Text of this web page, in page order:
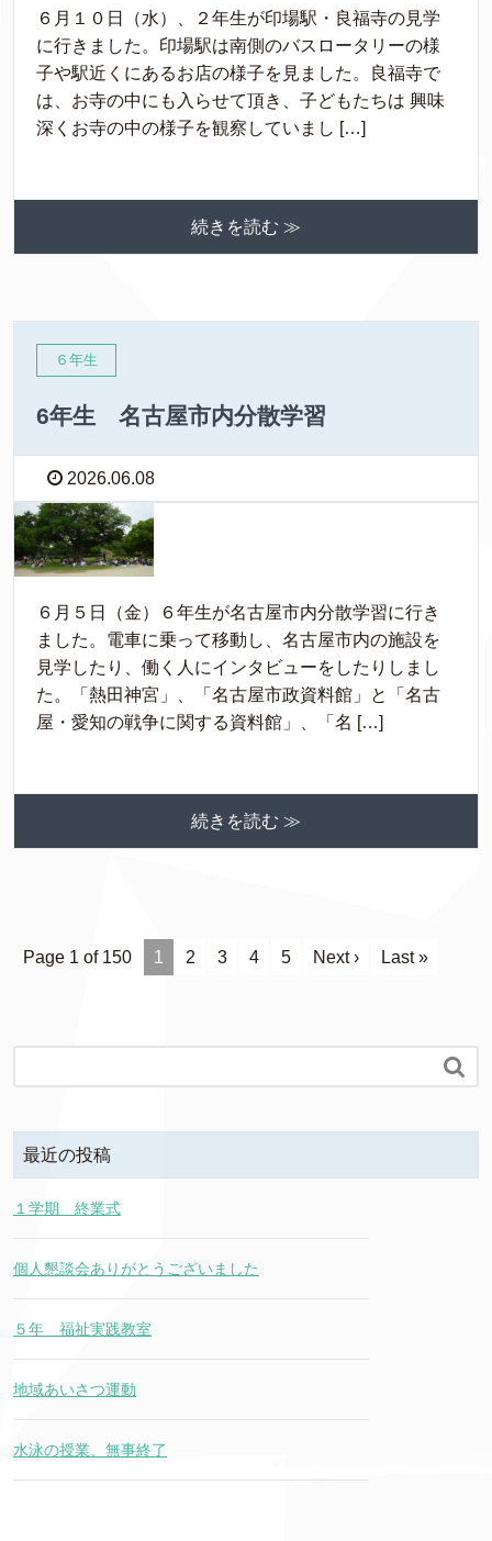
６月１０日（水）、２年生が印場駅・良福寺の見学
に行きました。印場駅は南側のバスロータリーの様
子や駅近くにあるお店の様子を見ました。良福寺で
は、お寺の中にも入らせて頂き、子どもたちは 興味
深くお寺の中の様子を観察していまし […]
続きを読む ≫
６年生
6年生 名古屋市内分散学習
2026.06.08
６月５日（金）６年生が名古屋市内分散学習に行き
ました。電車に乗って移動し、名古屋市内の施設を
見学したり、働く人にインタビューをしたりしまし
た。「熱田神宮」、「名古屋市政資料館」と「名古
屋・愛知の戦争に関する資料館」、「名 […]
続きを読む ≫
Page 1 of 150 1 2 3 4 5 Next › Last »

最近の投稿
１学期 終業式
個人懇談会ありがとうございました
５年 福祉実践教室
地域あいさつ運動
水泳の授業、無事終了